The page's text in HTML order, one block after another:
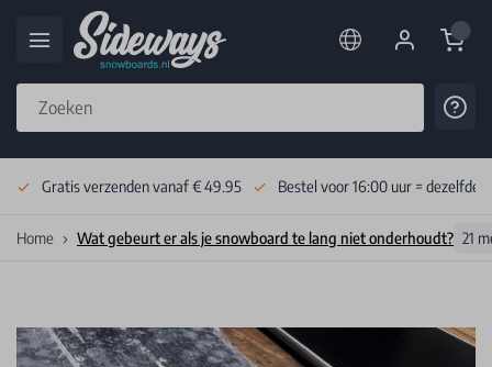
Cart
Gratis verzenden vanaf € 49.95 Bestel voor 16:00 uur = dezelfde
Home Wat gebeurt er als je snowboard te lang niet onderhoudt? 21